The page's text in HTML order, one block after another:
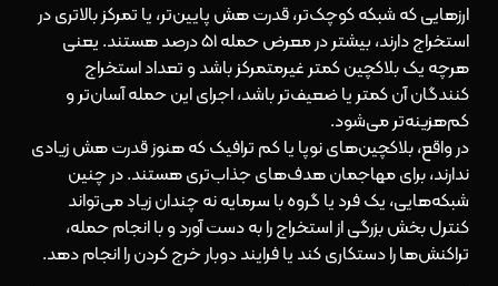
ارزهایی که شبکه کوچک‌تر، قدرت هش پایین‌تر، یا تمرکز بالاتری در
استخراج دارند، بیشتر در معرض حمله ۵۱ درصد هستند. یعنی
هرچه یک بلاکچین کمتر غیرمتمرکز باشد و تعداد استخراج
کنندگان آن کمتر یا ضعیف‌تر باشد، اجرای این حمله آسان‌تر و
کم‌هزینه‌تر می‌شود.
در واقع، بلاکچین‌های نوپا یا کم ترافیک که هنوز قدرت هش زیادی
ندارند، برای مهاجمان هدف‌های جذاب‌تری هستند. در چنین
شبکه‌هایی، یک فرد یا گروه با سرمایه نه چندان زیاد می‌تواند
کنترل بخش بزرگی از استخراج را به دست آورد و با انجام حمله،
تراکنش‌ها را دستکاری کند یا فراینددوبار خرج کردنرا انجام دهد.